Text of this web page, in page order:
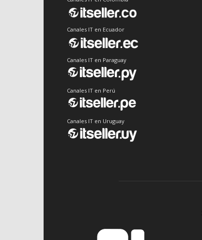
Canales IT en Ecuador
Canales IT en Paraguay
Canales IT en Perú
Canales IT en Uruguay